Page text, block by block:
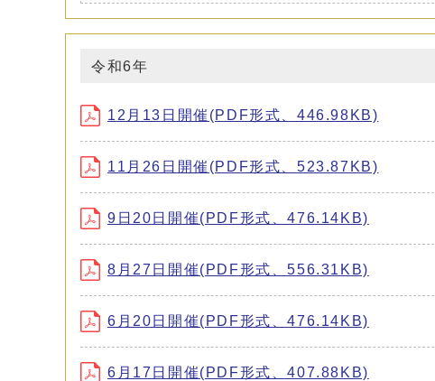
令和6年
12月13日開催(PDF形式、446.98KB)
11月26日開催(PDF形式、523.87KB)
9日20日開催(PDF形式、476.14KB)
8月27日開催(PDF形式、556.31KB)
6月20日開催(PDF形式、476.14KB)
6月17日開催(PDF形式、407.88KB)